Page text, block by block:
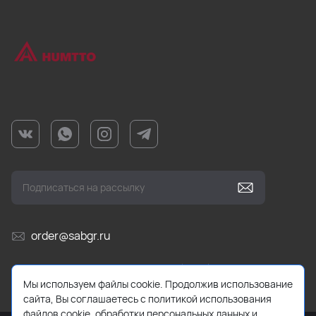
order@sabgr.ru
Ежедневно с 10:00 до 19:00 (МСК)
Мы используем файлы cookie. Продолжив использование
сайта, Вы соглашаетесь с политикой использования